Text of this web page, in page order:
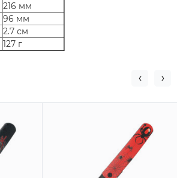
216 мм
96 мм
2.7 см
127 г